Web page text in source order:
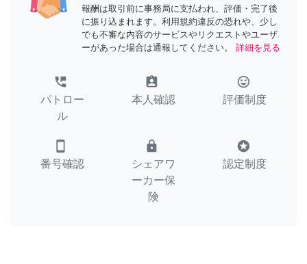
報酬は取引前に事務局に支払われ、評価・完了後
に振り込まれます。利用規約違反の恐れや、少し
でも不審な内容のサービスやリクエストやユーザ
ーがあった場合は通報してください。
詳細を見る
perm_phone_msg
パトロー
ル
assignment_ind
本人確認
tag_faces
評価制度
smartphone
番号確認
lock
シェアワ
ーカー保
険
stars
認定制度